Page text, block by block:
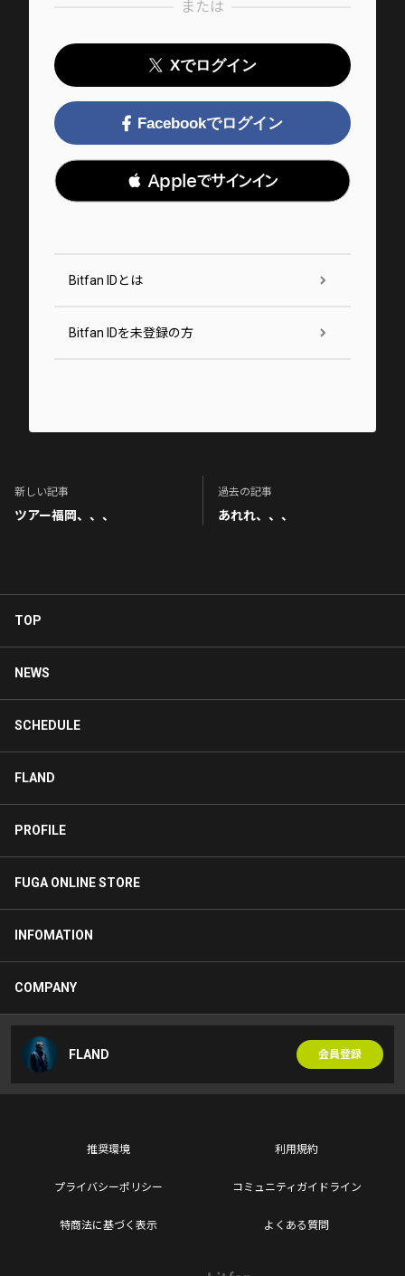
または
Xでログイン
Facebookでログイン
 Appleでサインイン
Bitfan IDとは
Bitfan IDを未登録の方
新しい記事
ツアー福岡、、、
過去の記事
あれれ、、、
TOP
NEWS
SCHEDULE
FLAND
PROFILE
FUGA ONLINE STORE
INFOMATION
COMPANY
FLAND 会員登録
推奨環境 利用規約
プライバシーポリシー コミュニティガイドライン
特商法に基づく表示 よくある質問